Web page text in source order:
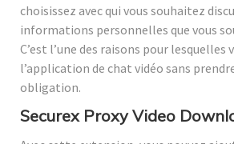
choisissez avec qui vous souhaitez
informations personnelles que vous
C’est l’une des raisons pour lesquelles
l’application de chat vidéo sans
obligation.
Securex Proxy Video